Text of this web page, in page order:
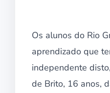
Os alunos do Rio
aprendizado que
independente
de Brito, 16 anos,